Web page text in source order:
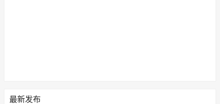
最新发布